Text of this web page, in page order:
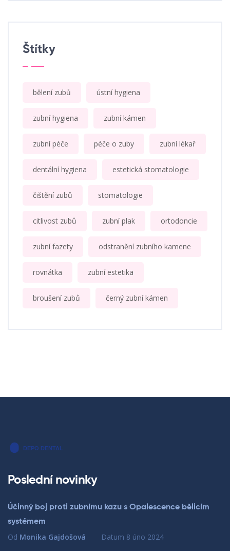
Štítky
bělení zubů ústní hygiena
zubní hygiena zubní kámen
zubní péče péče o zuby zubní lékař
dentální hygiena estetická stomatologie
čištění zubů stomatologie
citlivost zubů zubní plak ortodoncie
zubní fazety odstranění zubního kamene
rovnátka zubní estetika
broušení zubů černý zubní kámen
Poslední novinky
Účinný boj proti zubnímu kazu s Opalescence bělicím
systémem
Od Monika Gajdošová Datum 8 úno 2024